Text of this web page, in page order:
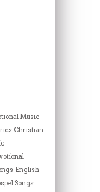
Music
Christian
English
Songs